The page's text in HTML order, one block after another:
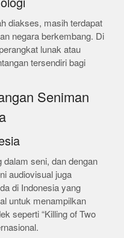
diakses, masih terdapat
negara berkembang. Di
lunak atau
tersendiri bagi
Seniman
dalam seni, dan dengan
audiovisual juga
di Indonesia yang
untuk menampilkan
seperti “Killing of Two